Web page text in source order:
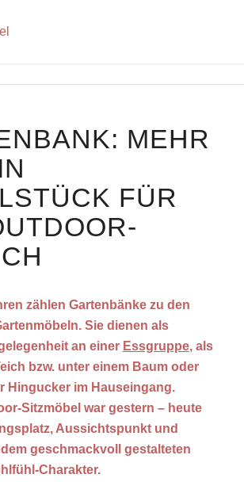
MEHR
FÜR
zählen Gartenbänke zu den
Sie dienen als
an einer Essgruppe, als
bzw. unter einem Baum oder
Hingucker im Hauseingang.
Sitzmöbel war gestern – heute
Aussichtspunkt und
geschmackvoll gestalteten
Charakter.